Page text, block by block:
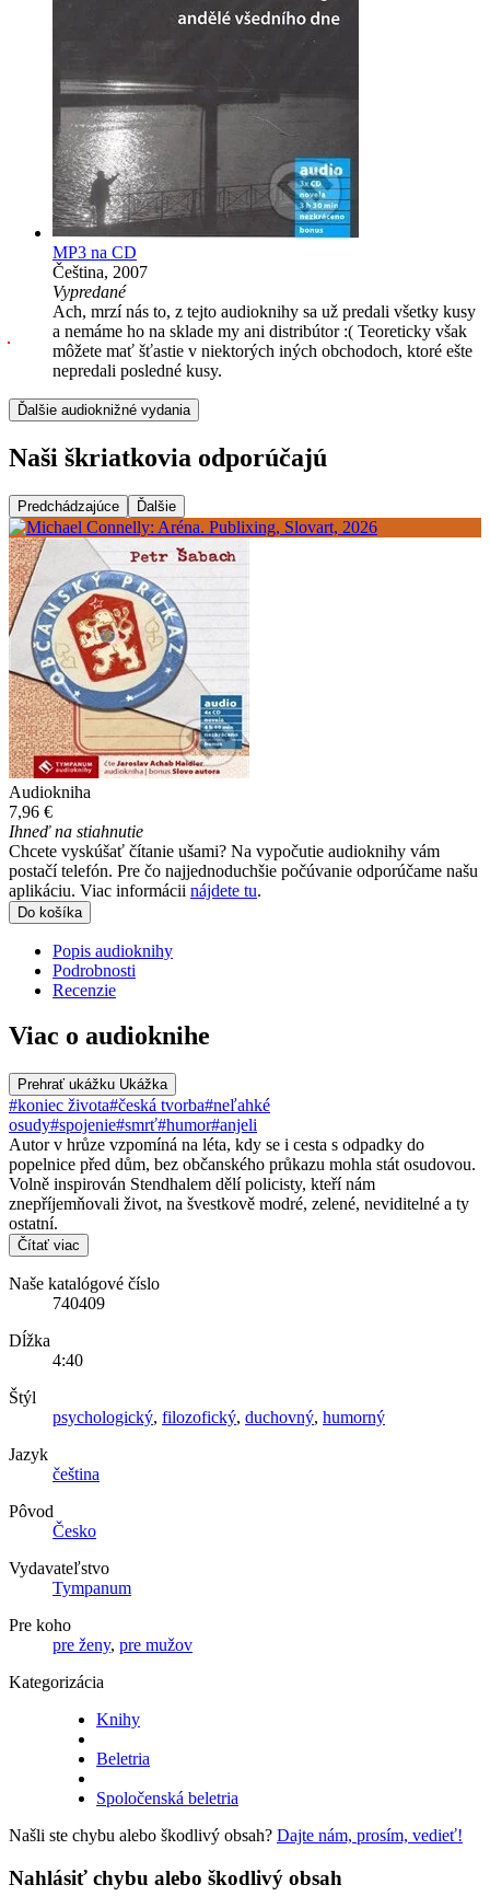
MP3 na CD
Čeština, 2007
Vypredané
Ach, mrzí nás to, z tejto audioknihy sa už predali všetky kusy
a nemáme ho na sklade my ani distribútor :( Teoreticky však
môžete mať šťastie v niektorých iných obchodoch, ktoré ešte
nepredali posledné kusy.
Ďalšie audioknižné vydania
Naši škriatkovia odporúčajú
Predchádzajúce Ďalšie
Audiokniha
7,96 €
Ihneď na stiahnutie
Chcete vyskúšať čítanie ušami? Na vypočutie audioknihy vám
postačí telefón. Pre čo najjednoduchšie počúvanie odporúčame našu
aplikáciu. Viac informácii nájdete tu.
Do košíka
Popis audioknihy
Podrobnosti
Recenzie
Viac o audioknihe
Prehrať ukážku Ukážka
#koniec života#česká tvorba#neľahké
osudy#spojenie#smrť#humor#anjeli
Autor v hrůze vzpomíná na léta, kdy se i cesta s odpadky do
popelnice před dům, bez občanského průkazu mohla stát osudovou.
Volně inspirován Stendhalem dělí policisty, kteří nám
znepříjemňovali život, na švestkově modré, zelené, neviditelné a ty
ostatní.
Čítať viac
Naše katalógové číslo
740409
Dĺžka
4:40
Štýl
psychologický, filozofický, duchovný, humorný
Jazyk
čeština
Pôvod
Česko
Vydavateľstvo
Tympanum
Pre koho
pre ženy, pre mužov
Kategorizácia
Knihy
Beletria
Spoločenská beletria
Našli ste chybu alebo škodlivý obsah? Dajte nám, prosím, vedieť!
Nahlásiť chybu alebo škodlivý obsah